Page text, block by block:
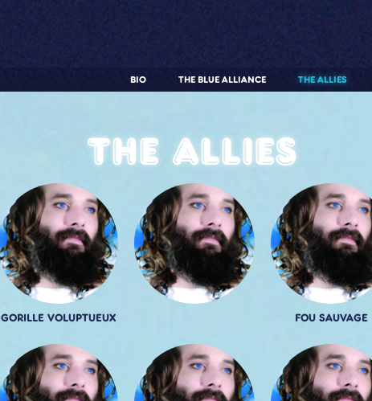
THE ALLIES
THE BLUE ALLIANCE
BIO
The allies
GORILLE VOLUPTUEUX FOU SAUVAGE